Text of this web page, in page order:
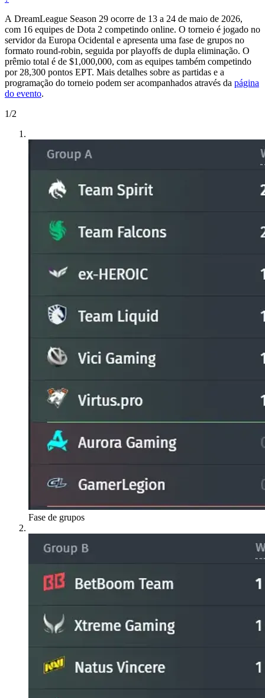
A DreamLeague Season 29 ocorre de 13 a 24 de maio de 2026,
com 16 equipes de Dota 2 competindo online. O torneio é jogado no
servidor da Europa Ocidental e apresenta uma fase de grupos no
formato round-robin, seguida por playoffs de dupla eliminação. O
prêmio total é de $1,000,000, com as equipes também competindo
por 28,300 pontos EPT. Mais detalhes sobre as partidas e a
programação do torneio podem ser acompanhados através da página
do evento.
1/2
Fase de grupos